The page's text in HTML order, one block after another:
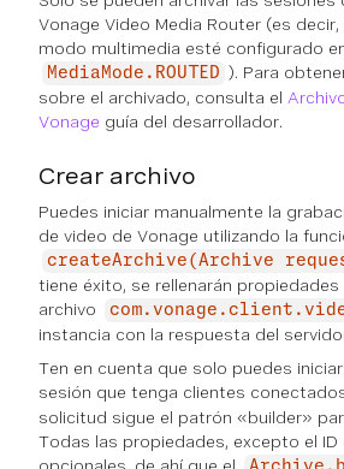
Vonage Video Media Router (es
modo multimedia esté configurado
MediaMode.ROUTED ). Para
sobre el archivado, consulta el
Vonage guía del desarrollador.
Crear archivo
Puedes iniciar manualmente la
de video de Vonage utilizando la
createArchive(Archive
tiene éxito, se rellenarán propiedades
archivo
instancia con la respuesta del
Ten en cuenta que solo puedes
sesión que tenga clientes
solicitud sigue el patrón «builder»
Todas las propiedades, excepto el ID